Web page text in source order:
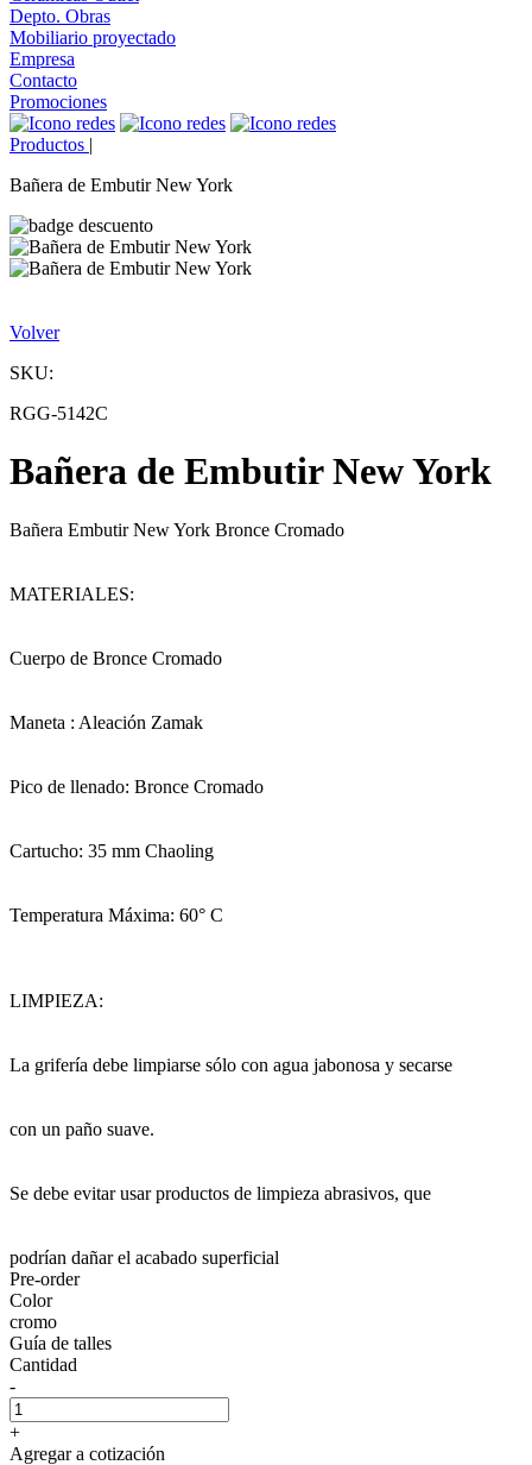
Depto. Obras
Mobiliario proyectado
Empresa
Contacto
Promociones
Productos |
Bañera de Embutir New York
Volver
SKU:
RGG-5142C
Bañera de Embutir New York
Bañera Embutir New York Bronce Cromado
MATERIALES:
Cuerpo de Bronce Cromado
Maneta : Aleación Zamak
Pico de llenado: Bronce Cromado
Cartucho: 35 mm Chaoling
Temperatura Máxima: 60° C
LIMPIEZA:
La grifería debe limpiarse sólo con agua jabonosa y secarse
con un paño suave.
Se debe evitar usar productos de limpieza abrasivos, que
podrían dañar el acabado superficial
Pre-order
Color
cromo
Guía de talles
Cantidad
-
+
Agregar a cotización